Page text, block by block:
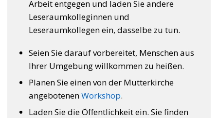
Arbeit entgegen und laden Sie andere
Leseraumkolleginnen und
Leseraumkollegen ein, dasselbe zu tun.
Seien Sie darauf vorbereitet, Menschen aus
Ihrer Umgebung willkommen zu heißen.
Planen Sie einen von der Mutterkirche
angebotenenWorkshop.
Laden Sie die Öffentlichkeit ein. Sie finden